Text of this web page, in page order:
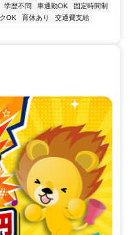
学歴不問 車通勤OK
固定時間制
OK 育休あり
交通費支給